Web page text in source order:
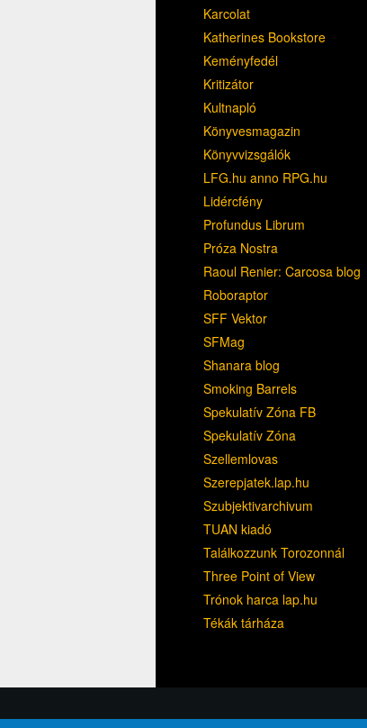
Karcolat
Katherines Bookstore
Keményfedél
Kritizátor
Kultnapló
Könyvesmagazin
Könyvvizsgálók
LFG.hu anno RPG.hu
Lidércfény
Profundus Librum
Próza Nostra
Raoul Renier: Carcosa blog
Roboraptor
SFF Vektor
SFMag
Shanara blog
Smoking Barrels
Spekulatív Zóna FB
Spekulatív Zóna
Szellemlovas
Szerepjatek.lap.hu
Szubjektivarchivum
TUAN kiadó
Találkozzunk Torozonnál
Three Point of View
Trónok harca lap.hu
Tékák tárháza